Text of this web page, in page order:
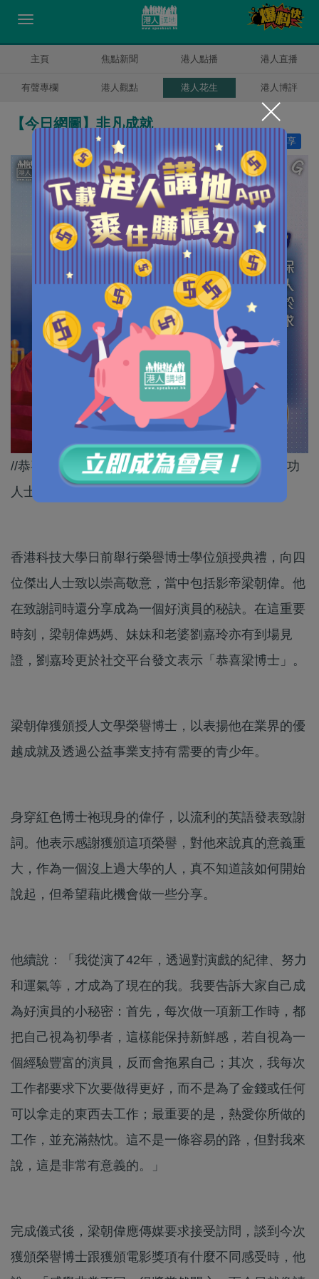
主頁 焦點新聞 港人點播 港人直播
有聲專欄 港人觀點 港人花生 港人博評
【今日網圖】非凡成就
分享
//恭喜梁博士！跟住佢呢個秘訣，絕對可以做到成功
人士！//
香港科技大學日前舉行榮譽博士學位頒授典禮，向四
位傑出人士致以崇高敬意，當中包括影帝梁朝偉。他
在致謝詞時還分享成為一個好演員的秘訣。在這重要
時刻，梁朝偉媽媽、妹妹和老婆劉嘉玲亦有到場見
證，劉嘉玲更於社交平台發文表示「恭喜梁博士」。
梁朝偉獲頒授人文學榮譽博士，以表揚他在業界的優
越成就及透過公益事業支持有需要的青少年。
身穿紅色博士袍現身的偉仔，以流利的英語發表致謝
詞。他表示感謝獲頒這項榮譽，對他來說真的意義重
大，作為一個沒上過大學的人，真不知道該如何開始
說起，但希望藉此機會做一些分享。
他續說：「我從演了42年，透過對演戲的紀律、努力
和運氣等，才成為了現在的我。我要告訴大家自己成
為好演員的小秘密：首先，每次做一項新工作時，都
把自己視為初學者，這樣能保持新鮮感，若自視為一
個經驗豐富的演員，反而會拖累自己；其次，我每次
工作都要求下次要做得更好，而不是為了金錢或任何
可以拿走的東西去工作；最重要的是，熱愛你所做的
工作，並充滿熱忱。這不是一條容易的路，但對我來
說，這是非常有意義的。」
完成儀式後，梁朝偉應傳媒要求接受訪問，談到今次
獲頒榮譽博士跟獲頒電影獎項有什麼不同感受時，他